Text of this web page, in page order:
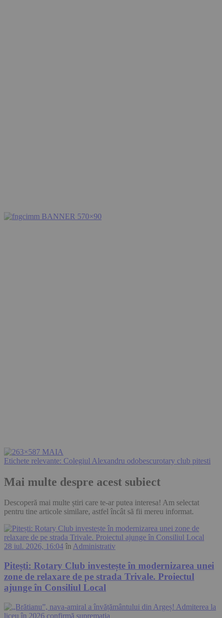
Etichete relevante: Colegiul Alexandru odobescurotary club pitesti
Mai multe despre acest subiect
Descoperă mai multe știri care te-ar putea interesa! Am selectat
pentru tine articole similare, astfel încât să fii mereu informat.
28 iul. 2026, 16:04 în Administrativ
Pitești: Rotary Club investește în modernizarea unei
zone de relaxare de pe strada Trivale. Proiectul
ajunge în Consiliul Local